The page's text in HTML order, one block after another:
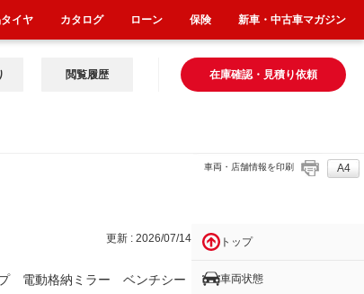
在庫確認・見積り依頼
閲覧履歴
車両・店舗情報を印刷 A4
更新 : 2026/07/14
電動格納ミラー ベンチシー
トップ
車両状態
イヤ カタログ ローン 保険 新車・中古車マガジン